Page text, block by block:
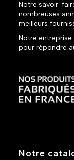
Notre savoir-
nombreuses
meilleurs
Notre
pour répondre
Notre